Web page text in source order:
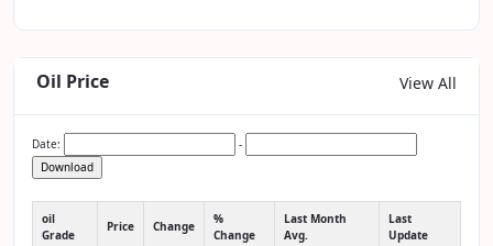
Oil Price View All
Date:
-
Download
oil
Grade
Price Change
%
Change
Last Month
Avg.
Last
Update